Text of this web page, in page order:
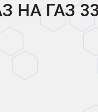
НА ГАЗ